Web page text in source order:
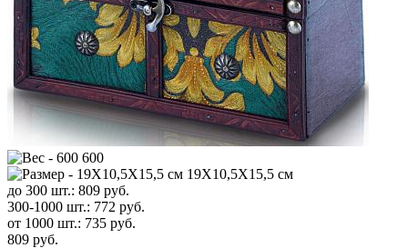
600
19X10,5X15,5 см
до 300 шт.: 809 руб.
300-1000 шт.: 772 руб.
от 1000 шт.: 735 руб.
809 руб.